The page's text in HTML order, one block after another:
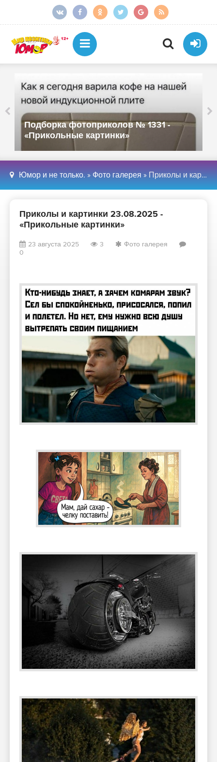
Подборка фотоприколов № 1331 -
«Прикольные картинки»
Юмор и не только. » Фото галерея » Приколы и картинки 23.08.2025 - «Прикольные картинки»
Приколы и картинки 23.08.2025 -
«Прикольные картинки»
23 августа 2025 3
Фото галерея
0